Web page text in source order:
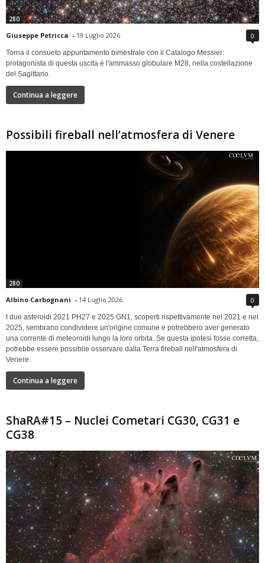
280
Giuseppe Petricca - 19 Luglio 2026 0
Torna il consueto appuntamento bimestrale con il Catalogo Messier:
protagonista di questa uscita è l'ammasso globulare M28, nella costellazione
del Sagittario.
Continua a leggere
Possibili fireball nell’atmosfera di Venere
280
Albino Carbognani - 14 Luglio 2026 0
I due asteroidi 2021 PH27 e 2025 GN1, scoperti rispettivamente nel 2021 e nel
2025, sembrano condividere un'origine comune e potrebbero aver generato
una corrente di meteoroidi lungo la loro orbita. Se questa ipotesi fosse corretta,
potrebbe essere possibile osservare dalla Terra fireball nell'atmosfera di
Venere.
Continua a leggere
ShaRA#15 – Nuclei Cometari CG30, CG31 e
CG38